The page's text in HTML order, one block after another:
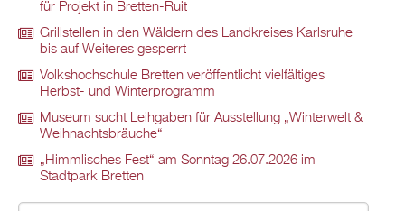
für Projekt in Bretten-Ruit
Grillstellen in den Wäldern des Landkreises Karlsruhe
bis auf Weiteres gesperrt
Volkshochschule Bretten veröffentlicht vielfältiges
Herbst- und Winterprogramm
Museum sucht Leihgaben für Ausstellung „Winterwelt &
Weihnachtsbräuche“
„Himmlisches Fest“ am Sonntag 26.07.2026 im
Stadtpark Bretten